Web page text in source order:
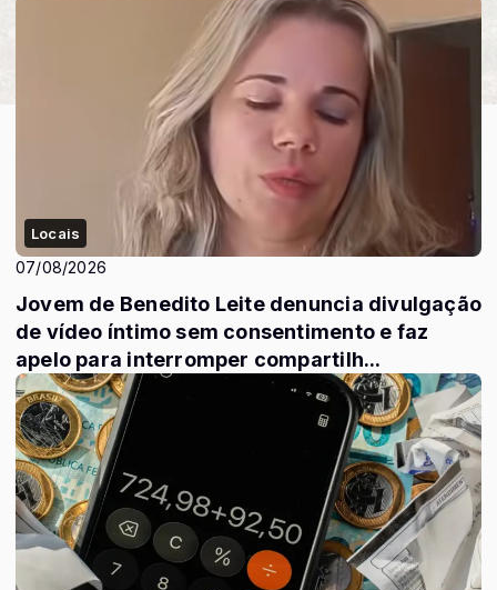
Locais
07/08/2026
Jovem de Benedito Leite denuncia divulgação
de vídeo íntimo sem consentimento e faz
apelo para interromper compartilh...